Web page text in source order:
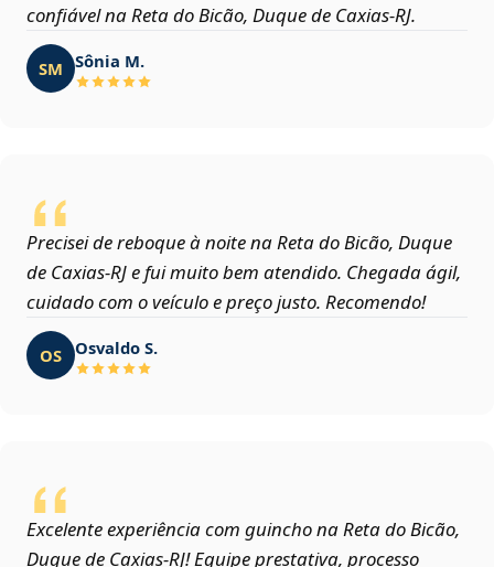
confiável na Reta do Bicão, Duque de Caxias‑RJ.
SM Sônia M.
Precisei de reboque à noite na Reta do Bicão, Duque
de Caxias‑RJ e fui muito bem atendido. Chegada ágil,
cuidado com o veículo e preço justo. Recomendo!
OS Osvaldo S.
Excelente experiência com guincho na Reta do Bicão,
Duque de Caxias‑RJ! Equipe prestativa, processo